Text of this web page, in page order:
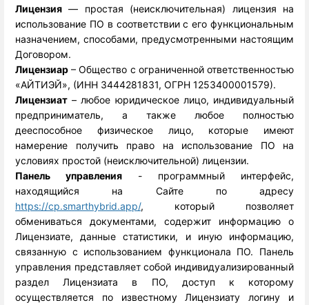
Лицензия — простая (неисключительная) лицензия на
использование ПО в соответствии с его функциональным
назначением, способами, предусмотренными настоящим
Договором.
Лицензиар – Общество с ограниченной ответственностью
«АЙТИЭЙ», (ИНН 3444281831, ОГРН 1253400001579).
Лицензиат – любое юридическое лицо, индивидуальный
предприниматель, а также любое полностью
дееспособное физическое лицо, которые имеют
намерение получить право на использование ПО на
условиях простой (неисключительной) лицензии.
Панель управления - программный интерфейс,
https://cp.smarthybrid.app/, который позволяет
обмениваться документами, содержит информацию о
Лицензиате, данные статистики, и иную информацию,
связанную с использованием функционала ПО. Панель
управления представляет собой индивидуализированный
раздел Лицензиата в ПО, доступ к которому
осуществляется по известному Лицензиату логину и